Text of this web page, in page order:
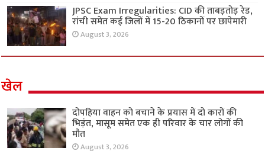
JPSC Exam Irregularities: CID की ताबड़तोड़ रेड,
रांची समेत कई जिलों में 15-20 ठिकानों पर छापेमारी
August 3, 2026
खेल
दोपहिया वाहन को बचाने के प्रयास में दो कारों की
भिड़ंत, मासूम समेत एक ही परिवार के चार लोगों की
मौत
August 3, 2026